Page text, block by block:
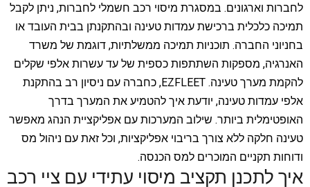
לחברות וארגונים. במסגרת מיסוי רכב חשמלי לחברות, ניתן לקבל
תמיכה כלכלית ברכישת עמדות טעינה ובהתקנתן בבית העובד או
בחניוני החברה. תוכניות תמיכה ממשלתיות, דוגמת של משרד
האנרגיה, מספקות השתתפות כספית של עד עשרות אלפי שקלים
להקמת מערך טעינה. EZFLEET, כחברה עם ניסיון רב בהתקנת
אלפי עמדות טעינה, יודעת איך להטמיע את המערך בדרך
האופטימלית ביותר. שילוב המערכות עם אפליקציית הנהג מאפשר
טעינה חלקה ללא צורך בריבוי אפליקציות, וכל זאת עם ניהול מס
ודוחות תקניים המוכרים למס הכנסה.
איך לתכנן תקציב מיסוי עתידי עם ציי רכב